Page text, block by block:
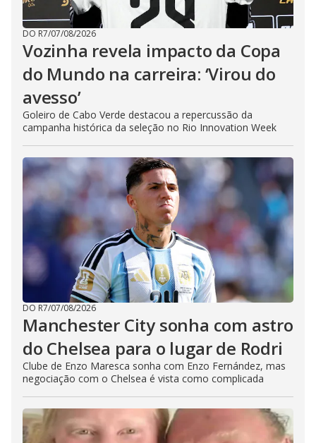
DO R7/07/08/2026
Vozinha revela impacto da Copa
do Mundo na carreira: ‘Virou do
avesso’
Goleiro de Cabo Verde destacou a repercussão da
campanha histórica da seleção no Rio Innovation Week
DO R7/07/08/2026
Manchester City sonha com astro
do Chelsea para o lugar de Rodri
Clube de Enzo Maresca sonha com Enzo Fernández, mas
negociação com o Chelsea é vista como complicada